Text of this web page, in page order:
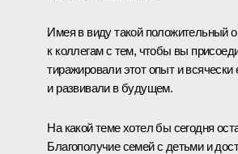
Имея в виду такой положительный
к коллегам с тем, чтобы вы
тиражировали этот опыт и всячески
и развивали в будущем.
На какой теме хотел бы сегодня
Благополучие семей с детьми и